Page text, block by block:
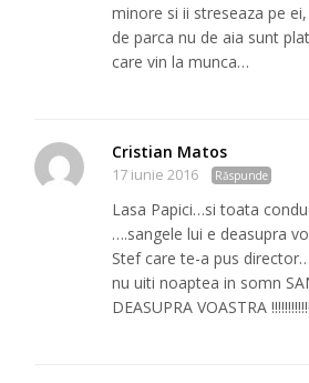
minore si ii streseaza pe
de parca nu de aia sunt
care vin la munca…
Cristian Matos
17 iunie 2016 Răspunde
Lasa Papici…si toata
….sangele lui e deasupra
Stef care te-a pus
nu uiti noaptea in somn
DEASUPRA VOASTRA